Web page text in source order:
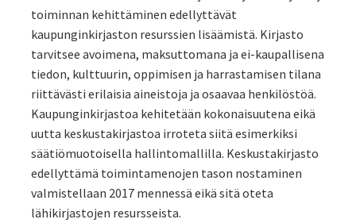
toiminnan kehittäminen edellyttävät
kaupunginkirjaston resurssien lisäämistä. Kirjasto
tarvitsee avoimena, maksuttomana ja ei-kaupallisena
tiedon, kulttuurin, oppimisen ja harrastamisen tilana
riittävästi erilaisia aineistoja ja osaavaa henkilöstöä.
Kaupunginkirjastoa kehitetään kokonaisuutena eikä
uutta keskustakirjastoa irroteta siitä esimerkiksi
säätiömuotoisella hallintomallilla. Keskustakirjasto
edellyttämä toimintamenojen tason nostaminen
valmistellaan 2017 mennessä eikä sitä oteta
lähikirjastojen resursseista.